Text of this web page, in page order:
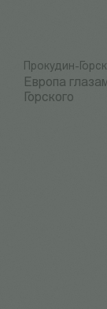
Прокудин-
Европа
Горского